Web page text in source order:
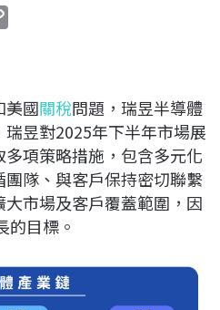
L
i
n
k
美國關稅問題，瑞昱半導體
昱對2025年下半年市場展
項策略措施，包含多元化
團隊、與客戶保持密切聯繫
市場及客戶覆蓋範圍，因
的目標。